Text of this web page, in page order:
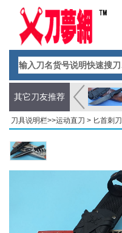
其它刀友推荐
刀具说明栏>>运动直刀 > 匕首刺刀